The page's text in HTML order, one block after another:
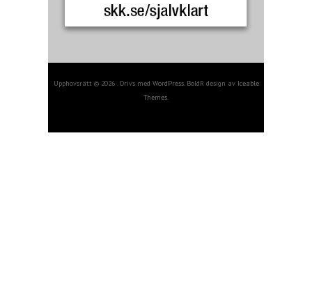
Upphovsrätt © 2026 . Drivs med WordPress. BoldR design av Iceable
Themes.